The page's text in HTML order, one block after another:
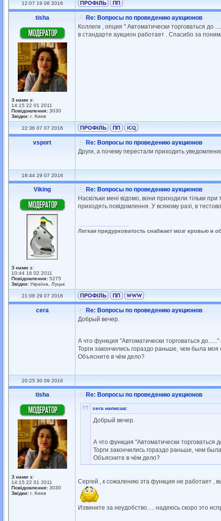
12:07 19 06 2016
tisha
З нами з:
14:15 22 01 2011
Повідомлення: 3030
Звідки: г. Киев
Re: Вопросы по проведению аукционов
Коллеги , опция " Автоматически торговаться до
в стандарте аукцион работает . Спасибо за
22:36 07 07 2016
vsport
Re: Вопросы по проведению аукционов
Други, а почему перестали приходить
18:44 29 07 2016
Viking
З нами з:
10:44 16 02 2011
Повідомлення: 5275
Звідки: Україна, Луцьк
Re: Вопросы по проведению аукционов
Наскільки мені відомо, вони приходили тільки
приходять повідомлення. У всякому разі, в
Легкая придурковатость снабжает мозг кровью и
21:08 29 07 2016
сега
Re: Вопросы по проведению аукционов
Добрый вечер.
А что функция "Автоматически торговаться
Торги закончились гораздо раньше, чем была моя
Объясните в чём дело?
20:25 30 09 2016
tisha
З нами з:
14:15 22 01 2011
Повідомлення: 3030
Звідки: г. Киев
Re: Вопросы по проведению аукционов
сега написав:
Добрый вечер.
А что функция "Автоматически торговаться
Торги закончились гораздо раньше, чем
Объясните в чём дело?
Сергей , к сожалению эта функция не работает ,
Извините за неудобство..... надеюсь скоро это